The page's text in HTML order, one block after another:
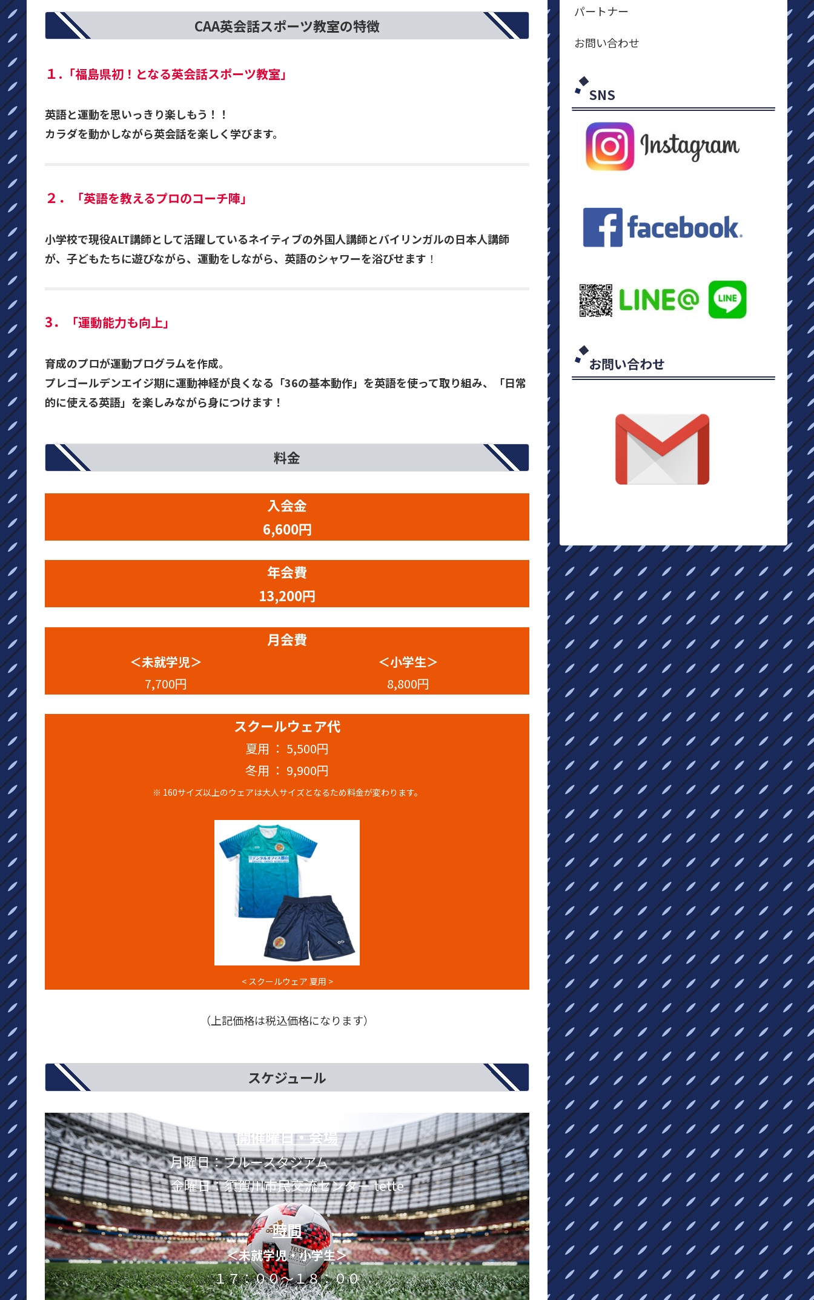
CAA英会話スポーツ教室の特徴
１. 「福島県初！となる英会話スポーツ教室」
英語と運動を思いっきり楽しもう！！
カラダを動かしながら英会話を楽しく学びます。
２． 「英語を教えるプロのコーチ陣」
小学校で現役ALT講師として活躍しているネイティブの外国人講師とバイリンガルの日本人講師
が、子どもたちに遊びながら、運動をしながら、英語のシャワーを浴びせます ！
3． 「運動能力も向上」
育成のプロが運動プログラムを作成。
プレゴールデンエイジ期に運動神経が良くなる「36の基本動作」を英語を使って取り組み、「日常
的に使える英語」を楽しみながら身につけます！
料金
入会金
6,600円
年会費
13,200円
月会費
＜未就学児＞
7,700円
＜小学生＞
8,800円
スクールウェア代
夏用 ： 5,500円
冬用 ： 9,900円
※ 160サイズ以上のウェアは大人サイズとなるため料金が変わります。
< スクールウェア 夏用 >
（上記価格は税込価格になります）
スケジュール
開催曜日・会場
月曜日：ブルースタジアム
金曜日：須賀川市民交流センター tette
時間
＜未就学児・小学生＞
１７：００～１８：００
パートナー
お問い合わせ
SNS
お問い合わせ